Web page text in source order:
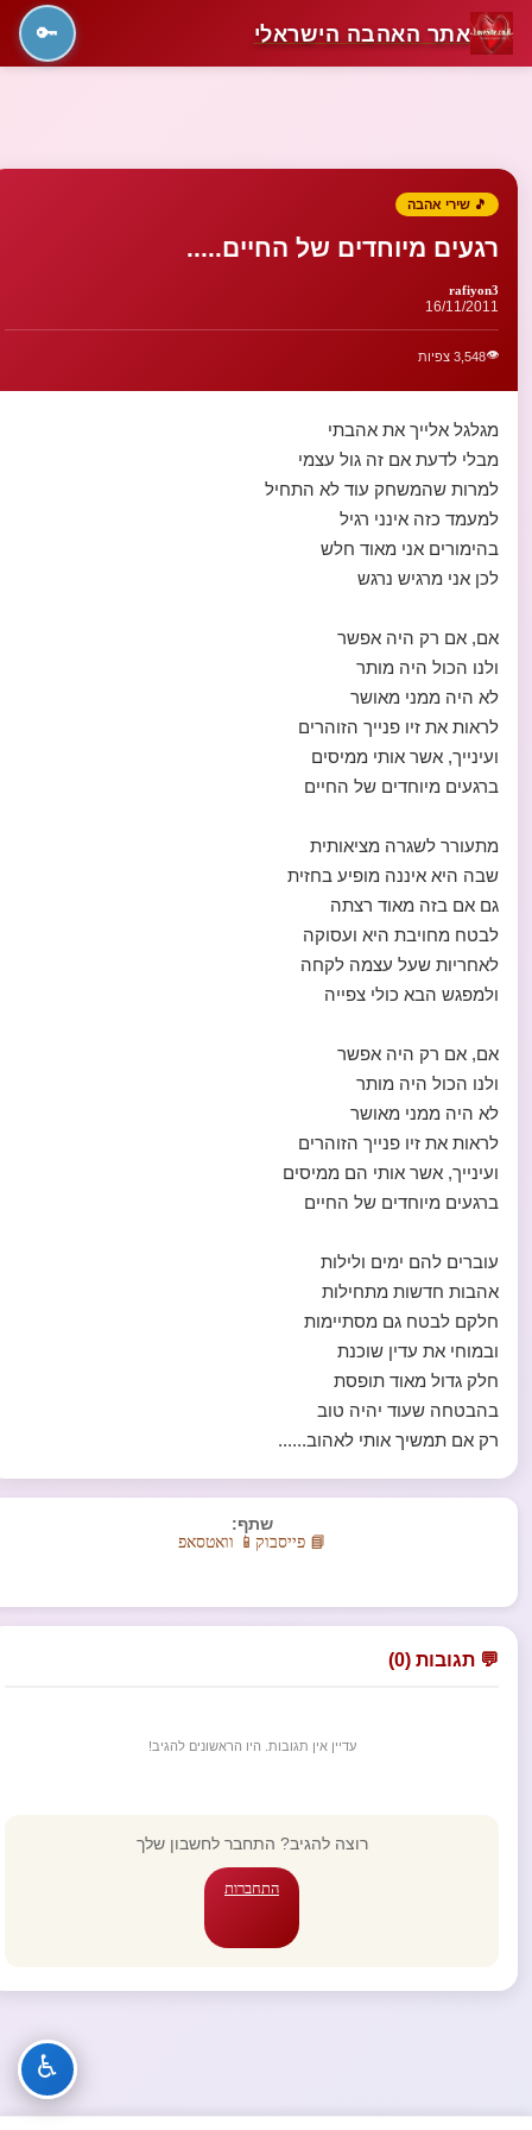
אתר האהבה הישראלי 🔑
🎵 שירי אהבה
רגעים מיוחדים של החיים.....
rafiyon3
16/11/2011
👁️3,548 צפיות
מגלגל אלייך את אהבתי
מבלי לדעת אם זה גול עצמי
למרות שהמשחק עוד לא התחיל
למעמד כזה אינני רגיל
בהימורים אני מאוד חלש
לכן אני מרגיש נרגש
אם, אם רק היה אפשר
ולנו הכול היה מותר
לא היה ממני מאושר
לראות את זיו פנייך הזוהרים
ועינייך, אשר אותי ממיסים
ברגעים מיוחדים של החיים
מתעורר לשגרה מציאותית
שבה היא איננה מופיע בחזית
גם אם בזה מאוד רצתה
לבטח מחויבת היא ועסוקה
לאחריות שעל עצמה לקחה
ולמפגש הבא כולי צפייה
אם, אם רק היה אפשר
ולנו הכול היה מותר
לא היה ממני מאושר
לראות את זיו פנייך הזוהרים
ועינייך, אשר אותי הם ממיסים
ברגעים מיוחדים של החיים
עוברים להם ימים ולילות
אהבות חדשות מתחילות
חלקם לבטח גם מסתיימות
ובמוחי את עדין שוכנת
חלק גדול מאוד תופסת
בהבטחה שעוד יהיה טוב
רק אם תמשיך אותי לאהוב......
שתף:
📘 פייסבוק 📱 וואטסאפ
💬 תגובות (0)
עדיין אין תגובות. היו הראשונים להגיב!
רוצה להגיב? התחבר לחשבון שלך
התחברות
♿